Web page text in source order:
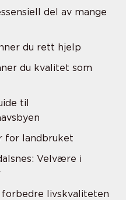
del av mange
du rett hjelp
du kvalitet som
til
for landbruket
Velvære i
livskvaliteten